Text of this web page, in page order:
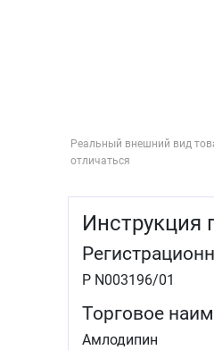
Реальный внешний вид
отличаться
Р N003196/01
Торговое
Амлодипин